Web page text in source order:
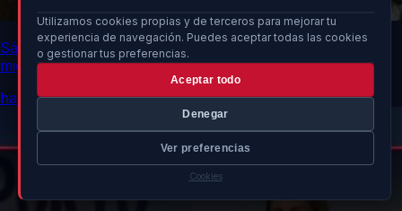
Utilizamos cookies propias y de terceros para mejorar tu
experiencia de navegación. Puedes aceptar todas las cookies
o gestionar tus preferencias.
Aceptar todo
Denegar
Ver preferencias
Cookies
Sánchez discute estrategias para seguridad y ayuda
migratoria en Ceuta
hace 6h